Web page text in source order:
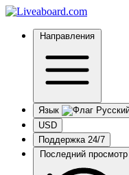
Направления
Язык
USD
Поддержка 24/7
Последний просмотр